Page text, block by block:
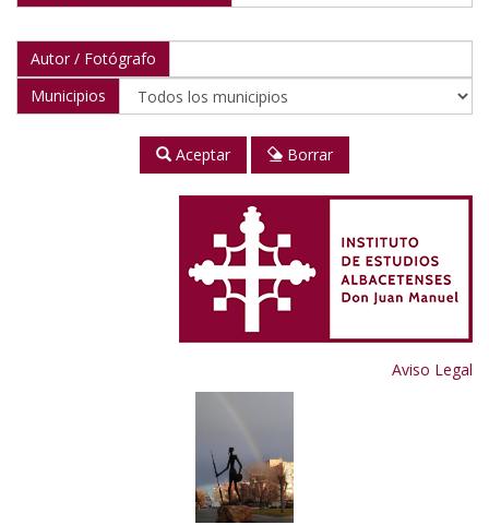
Autor / Fotógrafo
Municipios
Aceptar Borrar
Aviso Legal